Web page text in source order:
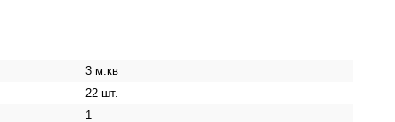
3 м.кв
22 шт.
1